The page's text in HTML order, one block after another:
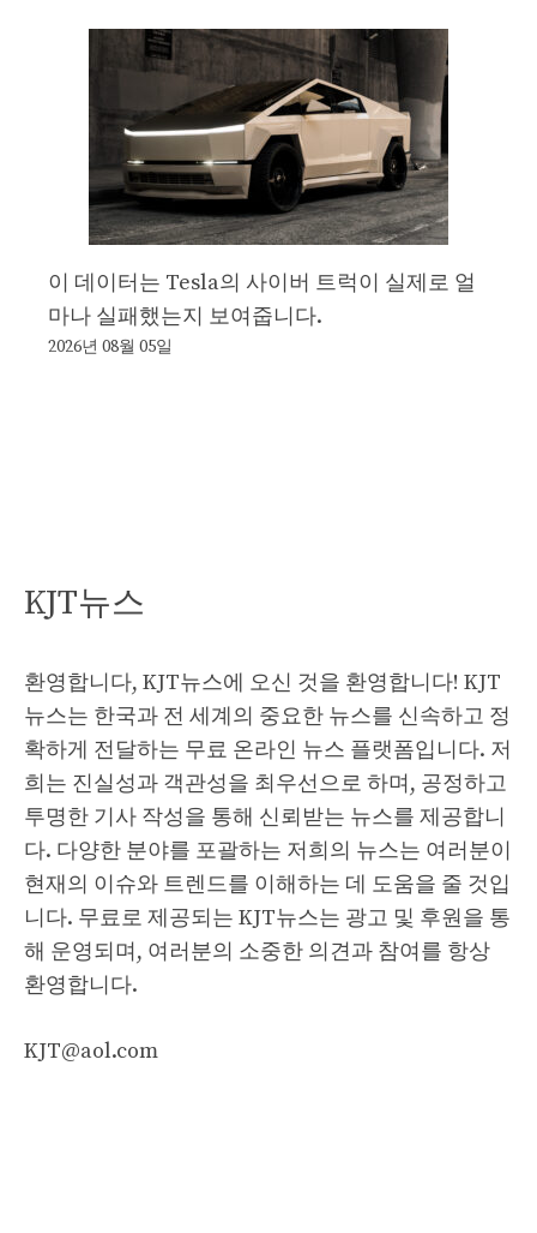
이 데이터는 Tesla의 사이버 트럭이 실제로 얼
마나 실패했는지 보여줍니다.
2026년 08월 05일
KJT뉴스
환영합니다, KJT뉴스에 오신 것을 환영합니다! KJT
뉴스는 한국과 전 세계의 중요한 뉴스를 신속하고 정
확하게 전달하는 무료 온라인 뉴스 플랫폼입니다. 저
희는 진실성과 객관성을 최우선으로 하며, 공정하고
투명한 기사 작성을 통해 신뢰받는 뉴스를 제공합니
다. 다양한 분야를 포괄하는 저희의 뉴스는 여러분이
현재의 이슈와 트렌드를 이해하는 데 도움을 줄 것입
니다. 무료로 제공되는 KJT뉴스는 광고 및 후원을 통
해 운영되며, 여러분의 소중한 의견과 참여를 항상
환영합니다.
KJT@aol.com